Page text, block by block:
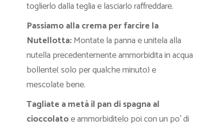
toglierlo dalla teglia e lasciarlo raffreddare.
Passiamo alla crema per farcire la
Nutellotta:Montate la panna e unitela alla
nutella precedentemente ammorbidita in acqua
bollente( solo per qualche minuto) e
mescolate bene.
Tagliate a metà il pan di spagna al
cioccolatoe ammorbiditelo poi con un po’ di